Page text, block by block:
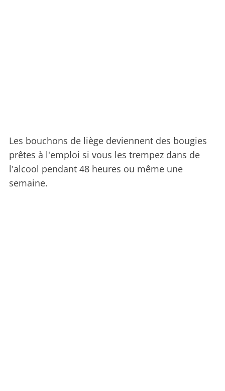
Les bouchons de liège deviennent des bougies
prêtes à l'emploi si vous les trempez dans de
l'alcool pendant 48 heures ou même une
semaine.